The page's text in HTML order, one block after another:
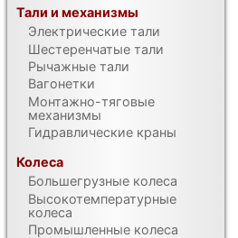
Тали и механизмы
Электрические тали
Шестеренчатые тали
Рычажные тали
Вагонетки
Монтажно-тяговые
механизмы
Гидравлические краны
Колеса
Большегрузные колеса
Высокотемпературные
колеса
Промышленные колеса